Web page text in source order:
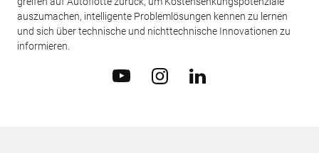
auszumachen, intelligente Problemlösungen kennen zu lernen
und sich über technische und nichttechnische Innovationen zu
informieren.